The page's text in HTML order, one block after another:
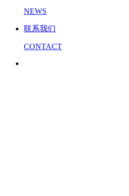
NEWS
联系我们
CONTACT